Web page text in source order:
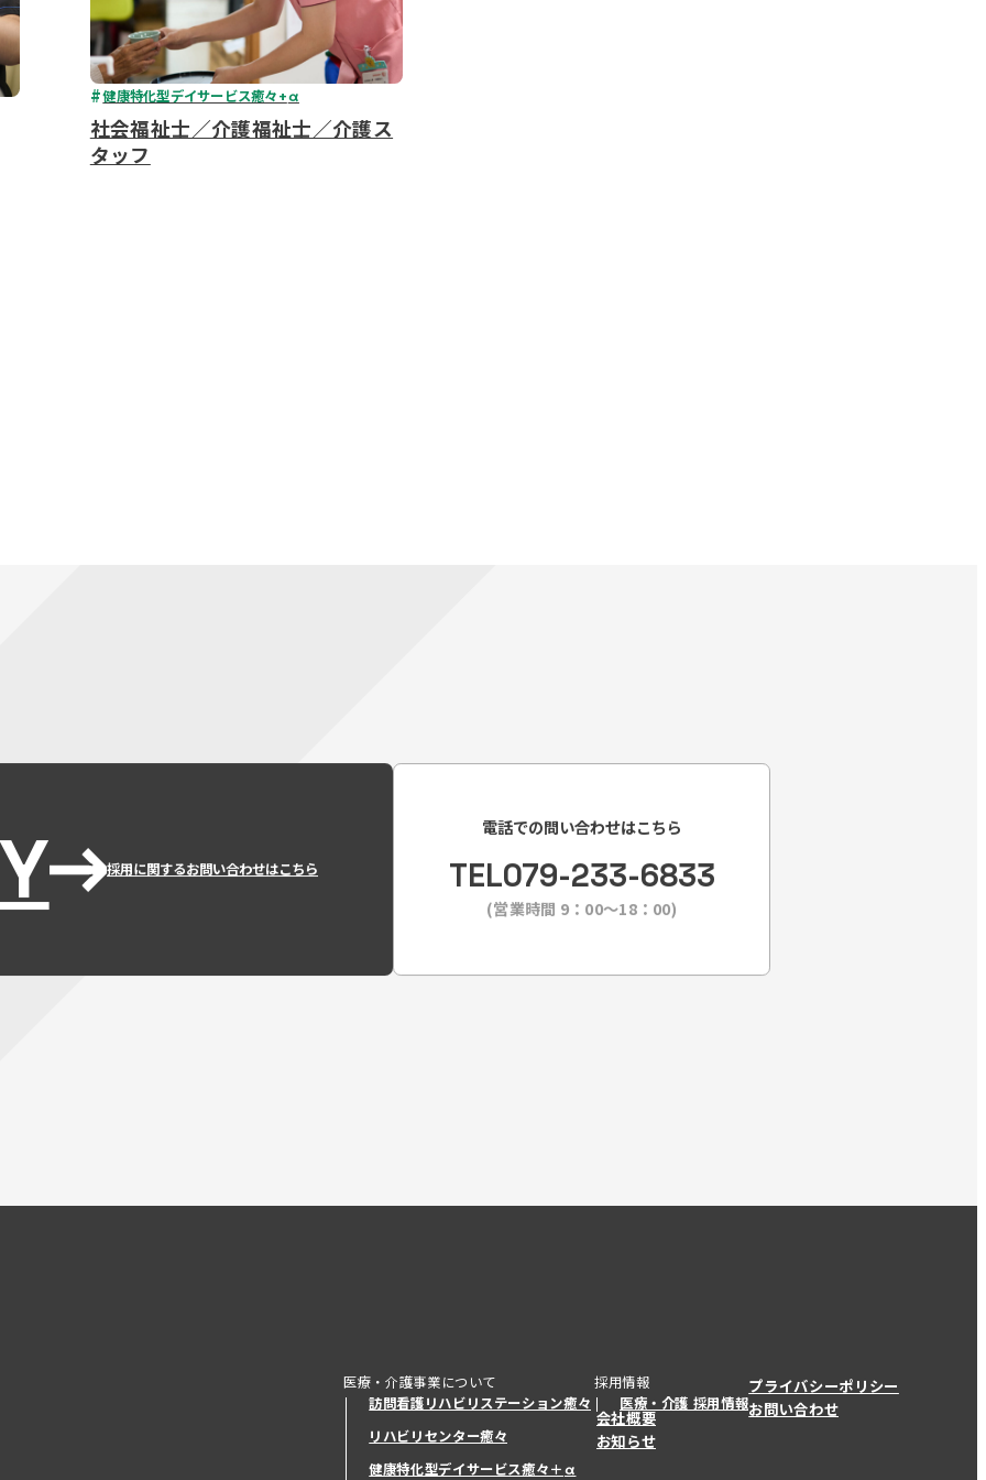
健康特化型デイサービス癒々+α
社会福祉士／介護福祉士／介護ス
タッフ
採用に関するお問い合わせはこちら
電話での問い合わせはこちら
TEL079-233-6833
(営業時間 9：00〜18：00)
医療・介護事業について
訪問看護リハビリステーション癒々
リハビリセンター癒々
健康特化型デイサービス癒々＋α
採用情報
医療・介護 採用情報
会社概要
お知らせ
プライバシーポリシー
お問い合わせ